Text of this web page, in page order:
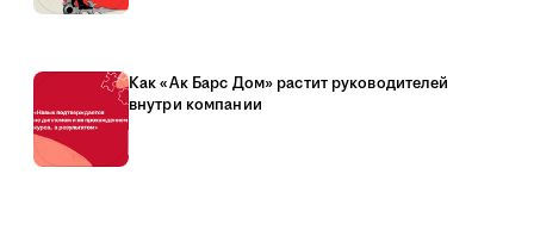
Как «Ак Барс Дом» растит руководителей
внутри компании